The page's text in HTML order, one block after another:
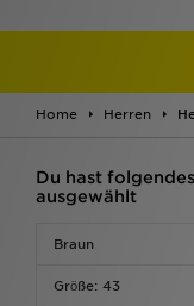
Home Herren
Du hast folgendes
ausgewählt
Braun
Grӧße: 43